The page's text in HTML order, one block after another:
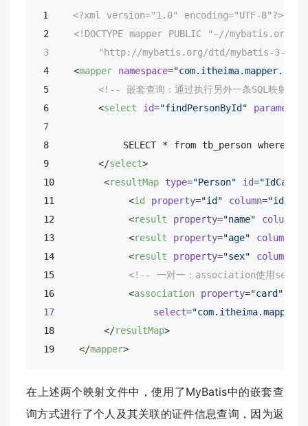
1 <?xml version="1.0" encoding="UTF-8"?>
2 <!DOCTYPE mapper PUBLIC
"-//mybatis.org//
3
"http://mybatis.org/dtd/mybatis-3-
4 <mapper namespace=
5 <!-- 嵌套查询：通过执行另外一条SQL映射语
6 <select id="findPersonById"
7
8            SELECT * from tb_person where
9 </select>
10 <resultMap type="Person" id=
11 <id property="id" column="id"
12 <result property="name" column
13 <result property="age" column
14 <result property="sex" column
15 <!-- 一对一：association使用select
16 <association property="card"
17
select=
18 </resultMap>
19 </mapper>
在上述两个映射文件中，使用了MyBatis中的嵌套查
询方式进行了个人及其关联的证件信息查询，因为返